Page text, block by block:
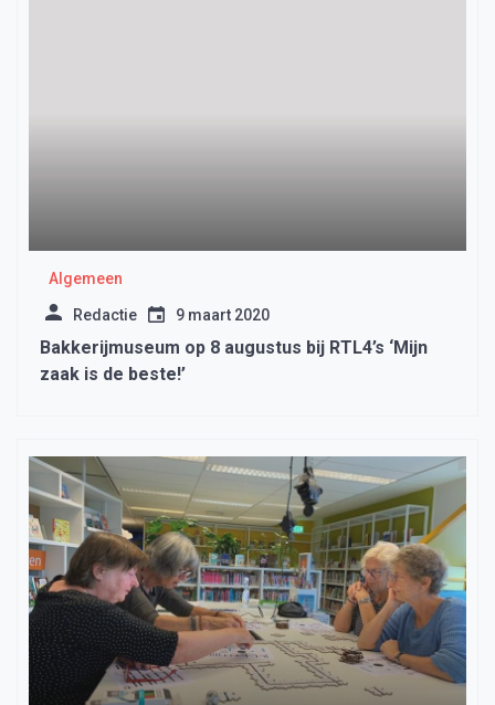
Algemeen
Redactie 9 maart 2020
Bakkerijmuseum op 8 augustus bij RTL4’s ‘Mijn
zaak is de beste!’